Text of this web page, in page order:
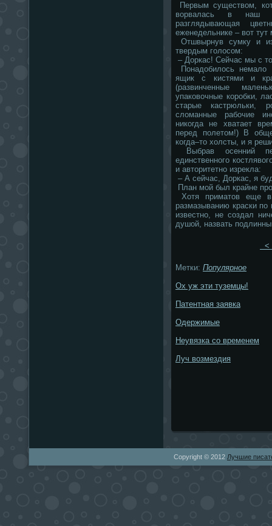
Первым существом,
ворвалась в наш
разглядывающая
еженедельнике – вот
Отшвырнув сумку и
твердым голосом:
– Доркас! Сейчас мы с
Понадобилось немало
ящик с кистями и
(развинченные
упаковочные коробки,
старые кастрюльки,
сломанные рабочие
никогда не хватает
перед полетом!) В
когда–то холсты, и я
Выбрав осенний
единственного
и авторитетно изрекла:
– А сейчас, Доркас, я
План мой был крайне
Хотя приматов еще в
размазыванию краски по
известно, не создал
душой, назвать
<
Метки: Популярное
Ох уж эти туземцы!
Патентная заявка
Одержимые
Неувязка со временем
Луч возмездия
Copyright © 2012 Лучшие